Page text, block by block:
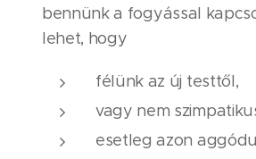
bennünk a fogyással
lehet, hogy
félünk az új testtől,
vagy nem
esetleg azon